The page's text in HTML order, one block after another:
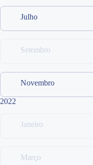
Julho
Setembro
Novembro
2022
Janeiro
Março